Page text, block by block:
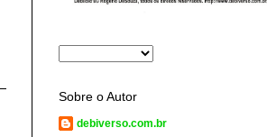
Sobre o Autor
debiverso.com.br